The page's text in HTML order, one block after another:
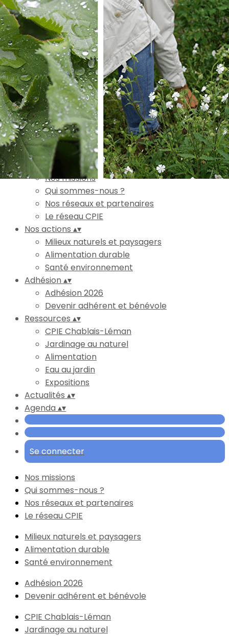
Exporter les lignes sélectionnées
Exporter toutes les colonnes
Exporter uniquement les colonnes affichées
Menu
Ajoutez un logo, un bouton, des réseaux sociaux
Cliquez pour éditer
Accueil▴
L'association
▴▾
Nos missions
Qui sommes-nous ?
Nos réseaux et partenaires
Le réseau CPIE
Nos actions ▴▾
Milieux naturels et paysagers
Alimentation durable
Santé environnement
Adhésion▴▾
Adhésion 2026
Devenir adhérent et bénévole
Ressources ▴▾
CPIE Chablais-Léman
Jardinage au naturel
Alimentation
Eau au jardin
Expositions
Actualités ▴▾
Agenda▴▾
Se connecter
Nos missions
Qui sommes-nous ?
Nos réseaux et partenaires
Le réseau CPIE
Milieux naturels et paysagers
Alimentation durable
Santé environnement
Adhésion 2026
Devenir adhérent et bénévole
CPIE Chablais-Léman
Jardinage au naturel